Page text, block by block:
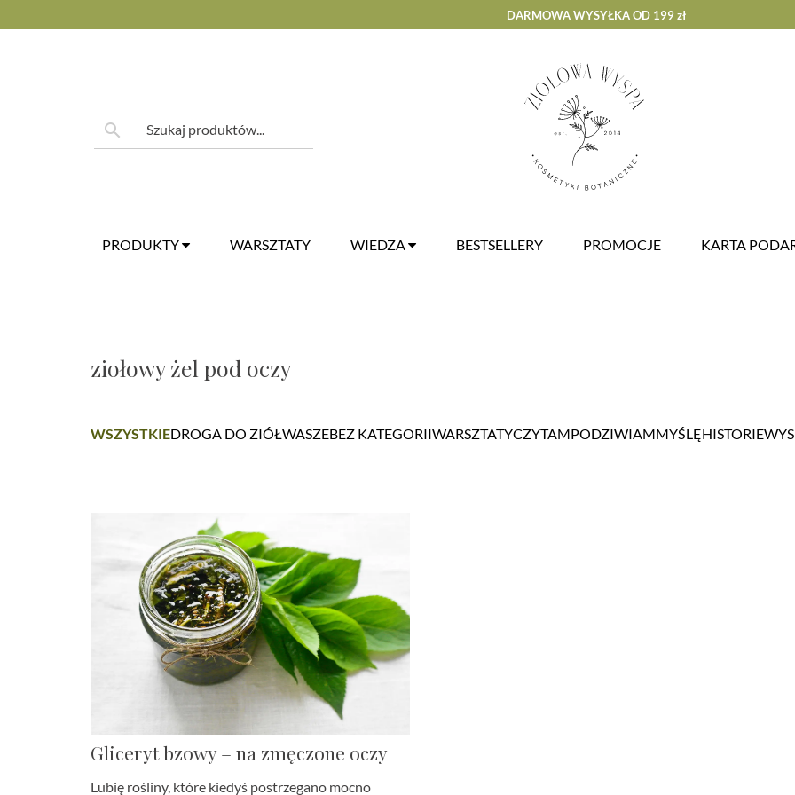
to
DARMOWA WYSYŁKA OD 199 zł
search
PRODUKTY WARSZTATY WIEDZA BESTSELLERY PROMOCJE KARTA
ziołowy żel pod oczy
WSZYSTKIEDROGA DO ZIÓŁWASZEBEZ KATEGORIIWARSZTATYCZYTAMPODZIWIAMMYŚLĘHISTORIE
Gliceryt bzowy – na zmęczone oczy
Lubię rośliny, które kiedyś postrzegano mocno